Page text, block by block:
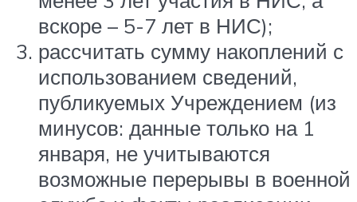
вскоре – 5-7 лет в НИС);
рассчитать сумму накоплений с
использованием сведений,
публикуемых Учреждением (из
минусов: данные только на 1
января, не учитываются
возможные перерывы в военной